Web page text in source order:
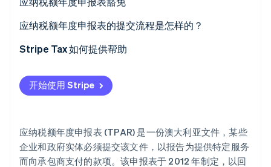
协助审计和执法活动
收集数据进行经济分析
外国商家的 TPAR 要求
第二步：计算总额并核实您的记录
第三步：向 ATO 提交 TPAR 并保留记录
大多数商家的常见 TPAR 豁免
强制执行 TPAR 的行业内的豁免服务
政府合同的 TPAR 豁免
豁免于 TPAR 报告的其他支付：
应纳税额年度申报表的提交流程是怎样的？
以电子方式提交您的 TPAR
通过纸质方式提交您的 TPAR（较不常见）
额外提示
Stripe Tax 如何提供帮助
开始使用 Stripe
应纳税额年度申报表 (TPAR) 是一份澳大利亚文件，某些
企业和政府实体必须提交该文件，以报告为提供特定服务
而向承包商支付的款项。该申报表于 2012 年制定，以回